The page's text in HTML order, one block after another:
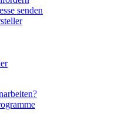
senden